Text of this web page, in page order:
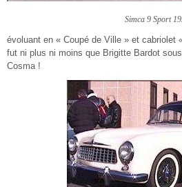
Simca 9 Sport
évoluant en « Coupé de Ville » et cabriolet
fut ni plus ni moins que Brigitte Bardot
Cosma !